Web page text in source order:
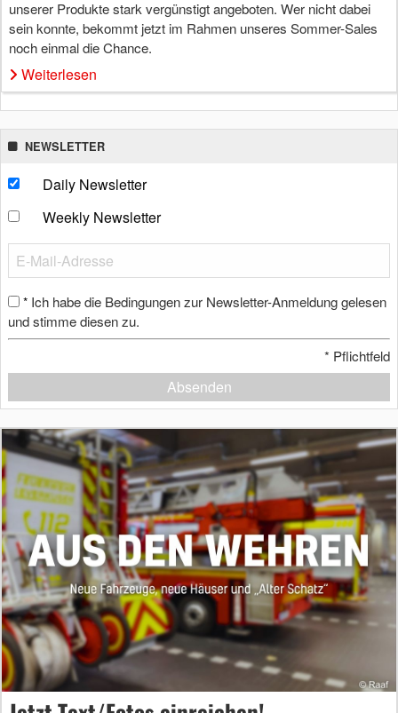
unserer Produkte stark vergünstigt angeboten. Wer nicht dabei
sein konnte, bekommt jetzt im Rahmen unseres Sommer-Sales
noch einmal die Chance.
Weiterlesen
NEWSLETTER
Daily Newsletter
Weekly Newsletter
* Ich habe die Bedingungen zur Newsletter-Anmeldung gelesen
und stimme diesen zu.
* Pflichtfeld
Absenden